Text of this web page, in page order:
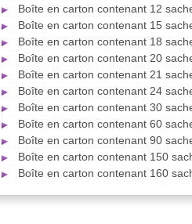
Boîte en carton contenant 12
Boîte en carton contenant 15
Boîte en carton contenant 18
Boîte en carton contenant 20
Boîte en carton contenant 21
Boîte en carton contenant 24
Boîte en carton contenant 30
Boîte en carton contenant 60
Boîte en carton contenant 90
Boîte en carton contenant 150
Boîte en carton contenant 160